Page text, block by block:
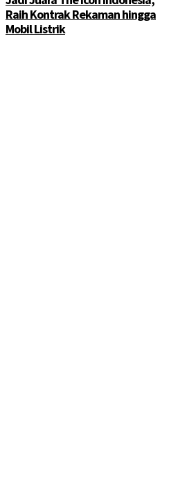
Raih Kontrak Rekaman hingga
Mobil Listrik